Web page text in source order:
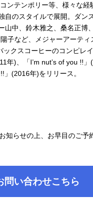
ンテンポリー等、様々な経
自のスタイルで展開。ダン
山中、鈴木雅之、桑名正博
子など、メジャーアーティ
クスコーヒーのコンピレ
年)、「I’m nut’s of you !!」
(2016年)をリリース。
知らせの上、お早目のご予
問い合わせこちら